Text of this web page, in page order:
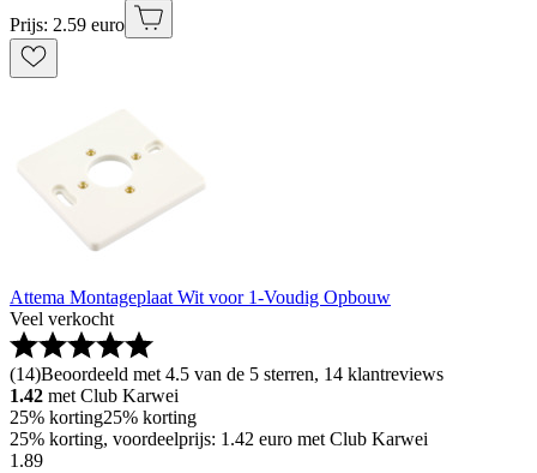
Prijs: 2.59 euro
Attema Montageplaat Wit voor 1-Voudig Opbouw
Veel verkocht
(14)Beoordeeld met 4.5 van de 5 sterren, 14 klantreviews
1.42 met Club Karwei
25% korting25% korting
25% korting, voordeelprijs: 1.42 euro met Club Karwei
1 .89